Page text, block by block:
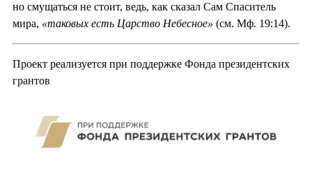
но смущаться не стоит, ведь, как сказал Сам Спаситель
мира, «таковых есть Царство Небесное» (см. Мф. 19:14).
Проект реализуется при поддержке Фонда президентских
грантов